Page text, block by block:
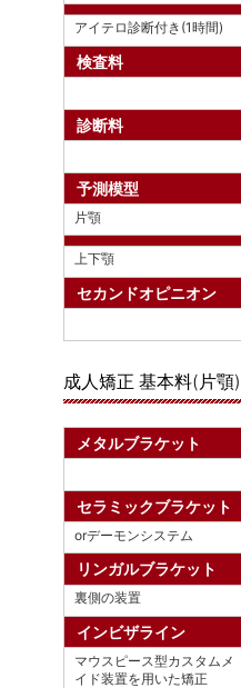
アイテロ診断付き(1時間)
検査料
診断料
予測模型
片顎
上下顎
セカンドオピニオン
成人矯正 基本料(片顎)
メタルブラケット
セラミックブラケット
orデーモンシステム
リンガルブラケット
裏側の装置
インビザライン
マウスピース型カスタムメ
イド装置を用いた矯正